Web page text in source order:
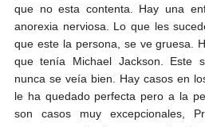
que no esta contenta. Hay una
anorexia nerviosa. Lo que les
que este la persona, se ve gruesa.
que tenía Michael Jackson. Este
nunca se veía bien. Hay casos en
le ha quedado perfecta pero a la
son casos muy excepcionales,